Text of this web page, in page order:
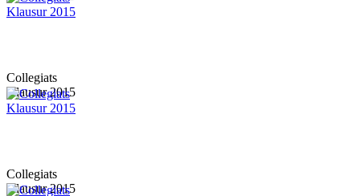
Collegiats
Klausur 2015
Collegiats
Klausur 2015